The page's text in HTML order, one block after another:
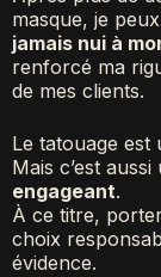
masque, je
jamais nui à
renforcé ma
de mes clients.
Le tatouage est
Mais c’est aussi
engageant.
À ce titre,
choix
évidence.